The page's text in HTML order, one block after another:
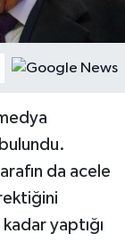
da acele
yaptığı